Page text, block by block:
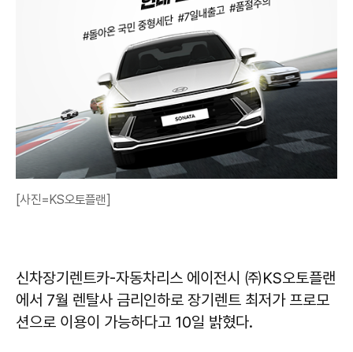
[사진=KS오토플랜]
신차장기렌트카-자동차리스 에이전시 ㈜KS오토플랜
에서 7월 렌탈사 금리인하로 장기렌트 최저가 프로모
션으로 이용이 가능하다고 10일 밝혔다.